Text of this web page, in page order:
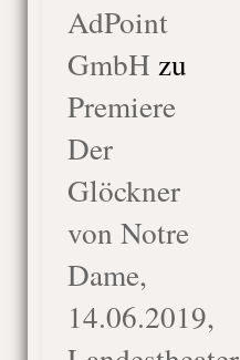
AdPoint
GmbH zu
Premiere
Der
Glöckner
von Notre
Dame,
14.06.2019,